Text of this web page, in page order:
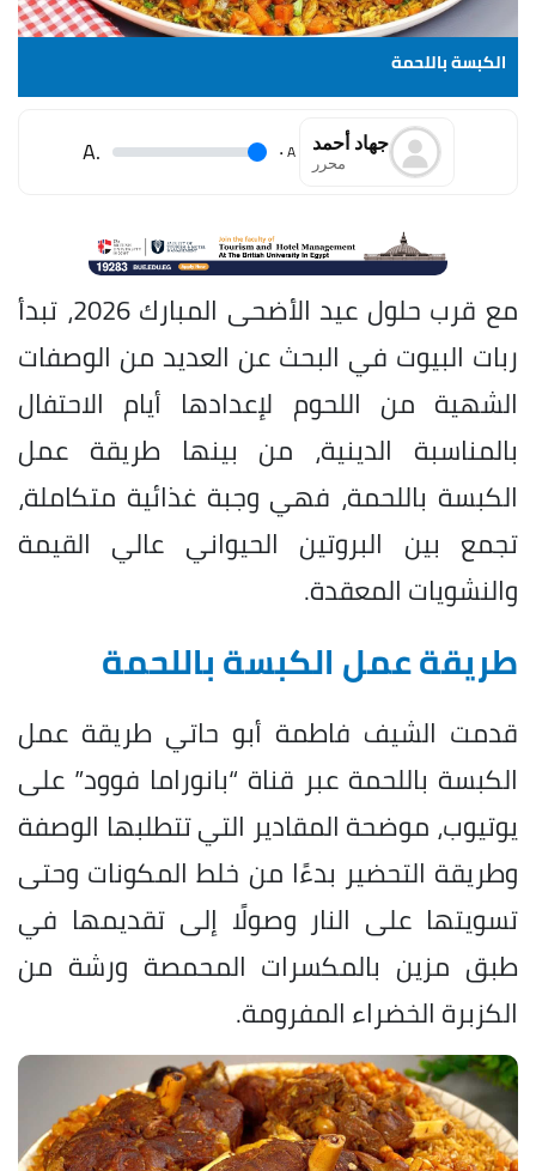
الكبسة باللحمة
جهاد أحمد
محرر A
.
.A
مع قرب حلول عيد الأضحى المبارك 2026، تبدأ
ربات البيوت في البحث عن العديد من الوصفات
الشهية من اللحوم لإعدادها أيام الاحتفال
بالمناسبة الدينية، من بينها طريقة عمل
الكبسة باللحمة، فهي وجبة غذائية متكاملة،
تجمع بين البروتين الحيواني عالي القيمة
والنشويات المعقدة.
طريقة عمل الكبسة باللحمة
قدمت الشيف فاطمة أبو حاتي طريقة عمل
الكبسة باللحمة عبر قناة “بانوراما فوود” على
يوتيوب، موضحة المقادير التي تتطلبها الوصفة
وطريقة التحضير بدءًا من خلط المكونات وحتى
تسويتها على النار وصولًا إلى تقديمها في
طبق مزين بالمكسرات المحمصة ورشة من
الكزبرة الخضراء المفرومة.